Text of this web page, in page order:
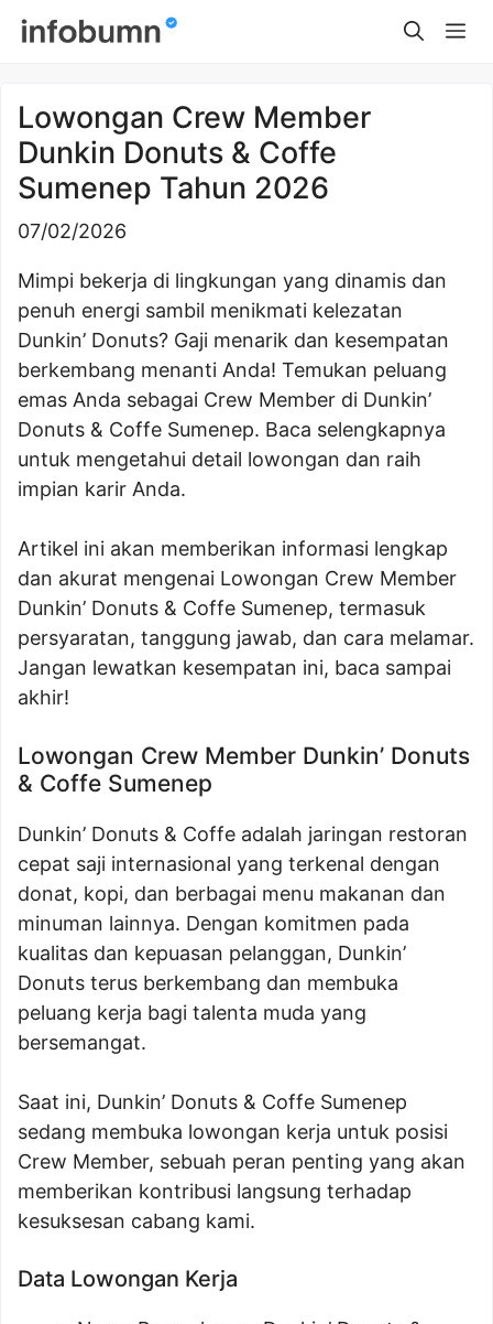
Skip
Lowongan Crew Member
Dunkin Donuts & Coffe
Sumenep Tahun 2026
07/02/2026
Mimpi bekerja di lingkungan yang dinamis dan
penuh energi sambil menikmati kelezatan
Dunkin’ Donuts? Gaji menarik dan kesempatan
berkembang menanti Anda! Temukan peluang
emas Anda sebagai Crew Member di Dunkin’
Donuts & Coffe Sumenep. Baca selengkapnya
untuk mengetahui detail lowongan dan raih
impian karir Anda.
Artikel ini akan memberikan informasi lengkap
dan akurat mengenai Lowongan Crew Member
Dunkin’ Donuts & Coffe Sumenep, termasuk
persyaratan, tanggung jawab, dan cara melamar.
Jangan lewatkan kesempatan ini, baca sampai
akhir!
Lowongan Crew Member Dunkin’ Donuts
& Coffe Sumenep
Dunkin’ Donuts & Coffe adalah jaringan restoran
cepat saji internasional yang terkenal dengan
donat, kopi, dan berbagai menu makanan dan
minuman lainnya. Dengan komitmen pada
kualitas dan kepuasan pelanggan, Dunkin’
Donuts terus berkembang dan membuka
peluang kerja bagi talenta muda yang
bersemangat.
Saat ini, Dunkin’ Donuts & Coffe Sumenep
sedang membuka lowongan kerja untuk posisi
Crew Member, sebuah peran penting yang akan
memberikan kontribusi langsung terhadap
kesuksesan cabang kami.
Data Lowongan Kerja